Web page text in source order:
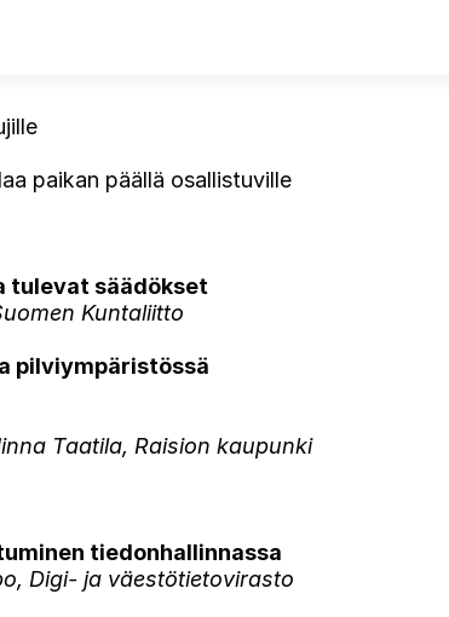
paikan päällä osallistuville
tulevat säädökset
Kuntaliitto
pilviympäristössä
Taatila, Raision kaupunki
tiedonhallinnassa
Digi- ja väestötietovirasto